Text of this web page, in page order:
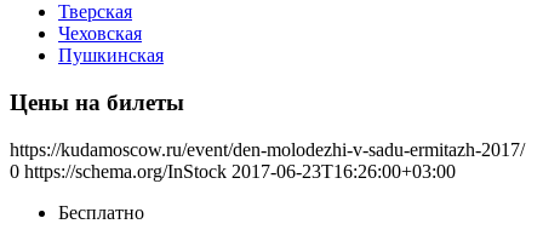
Тверская
Чеховская
Пушкинская
Цены на билеты
https://kudamoscow.ru/event/den-molodezhi-v-sadu-ermitazh-2017/
0 https://schema.org/InStock 2017-06-23T16:26:00+03:00
Бесплатно